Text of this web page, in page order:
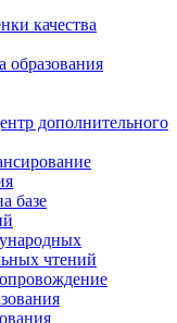
качества
образования
дополнительного
базе
чтений